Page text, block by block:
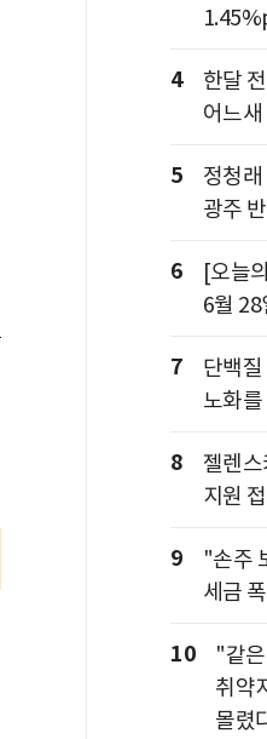
4
한달
어느
5
정청
광주
6
[오늘
6월
7
단백
노화
8
젤렌
지원
9
"손주
세금
10
"같
취약
몰렸